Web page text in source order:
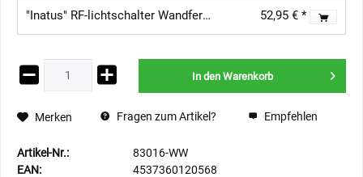
"Inatus" RF-lichtschalter Wandfernbedienung schalter KIT inkl. Dimmer - 230V - Max 1A 52,95 € *
In den Warenkorb
Merken Fragen zum Artikel? Empfehlen
Artikel-Nr.:
83016-WW
EAN:
4537360120568